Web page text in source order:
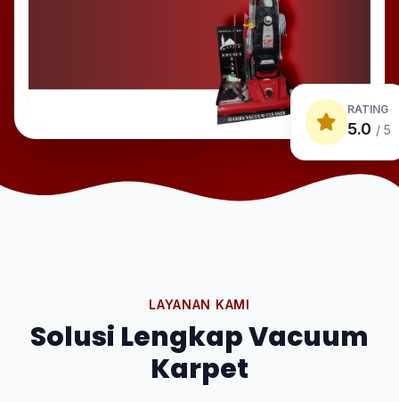
RATING
5.0 / 5
LAYANAN KAMI
Solusi Lengkap Vacuum
Karpet